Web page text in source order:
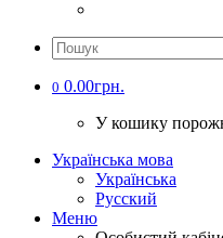
0 0.00грн.
У кошику
Українська мова
Українська
Русский
Меню